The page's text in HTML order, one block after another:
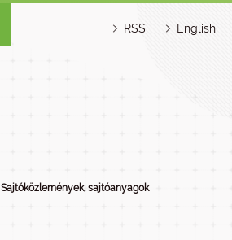
RSS English
Sajtóközlemények, sajtóanyagok